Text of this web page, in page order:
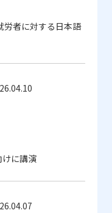
労者に対する日本語
に講演